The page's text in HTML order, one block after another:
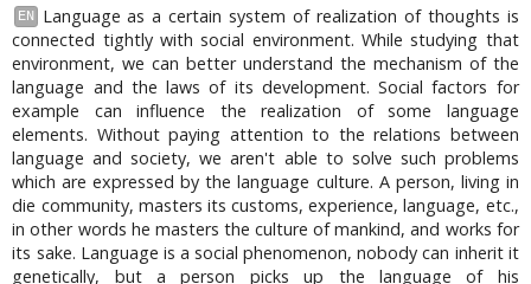
EN
Language as a certain system of realization of thoughts is
connected tightly with social environment. While studying that
environment, we can better understand the mechanism of the
language and the laws of its development. Social factors for
example can influence the realization of some language
elements. Without paying attention to the relations between
language and society, we aren't able to solve such problems
which are expressed by the language culture. A person, living in
die community, masters its customs, experience, language, etc.,
in other words he masters the culture of mankind, and works for
its sake. Language is a social phenomenon, nobody can inherit it
genetically, but a person picks up the language of his